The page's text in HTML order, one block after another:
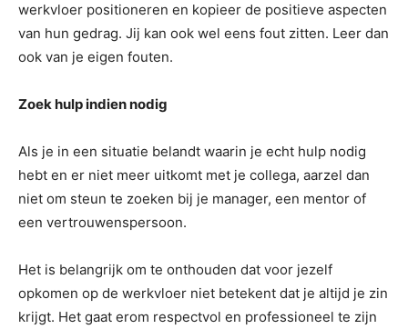
werkvloer positioneren en kopieer de positieve aspecten
van hun gedrag. Jij kan ook wel eens fout zitten. Leer dan
ook van je eigen fouten.
Zoek hulp indien nodig
Als je in een situatie belandt waarin je echt hulp nodig
hebt en er niet meer uitkomt met je collega, aarzel dan
niet om steun te zoeken bij je manager, een mentor of
een vertrouwenspersoon.
Het is belangrijk om te onthouden dat voor jezelf
opkomen op de werkvloer niet betekent dat je altijd je zin
krijgt. Het gaat erom respectvol en professioneel te zijn